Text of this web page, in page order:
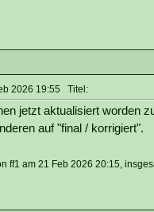
2026 19:55 Titel:
jetzt aktualisiert worden
auf "final / korrigiert".
ff1 am 21 Feb 2026 20:15,